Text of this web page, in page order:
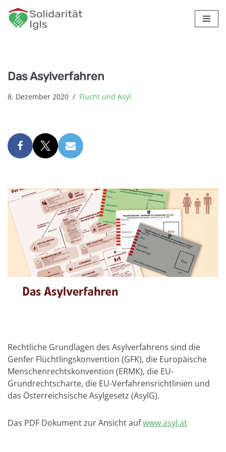
Zum
Das Asylverfahren
8. Dezember 2020 Flucht und Asyl
Rechtliche Grundlagen des Asylverfahrens sind die
Genfer Flüchtlingskonvention (GFK), die Europäische
Menschenrechtskonvention (ERMK), die EU-
Grundrechtscharte, die EU-Verfahrensrichtlinien und
das Österreichsische Asylgesetz (AsylG).
Das PDF Dokument zur Ansicht aufwww.asyl.at